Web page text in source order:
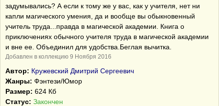
задумывались? А если к тому же у вас, как у учителя, нет ни
капли магического умения, да и вообще вы обыкновенный
учитель труда...правда в магической академии. Книга о
приключениях обычного учителя труда в магической академии
и вне ее. Объединил для удобства.Беглая вычитка.
Добавлен в коллекцию 9 Ноября 2016
Автор: Кружевский Дмитрий Сергеевич
Жанры: Фэнтези/Юмор
Размер: 624 Кб
Статус: Закончен